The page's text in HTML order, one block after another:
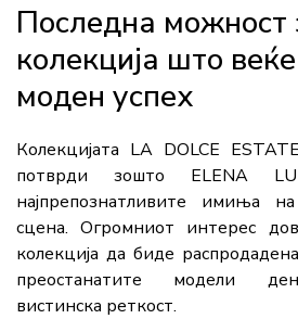
Последна можност
колекција што
моден успех
Колекцијата LA DOLCE
потврди зошто ELENA
најпрепознатливите имиња
сцена. Огромниот интерес
колекција да биде
преостанатите модели
вистинска реткост.